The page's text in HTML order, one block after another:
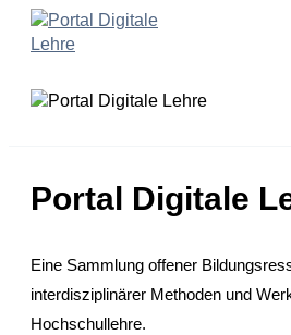
Zum
Inhalt
Portal Digitale
Eine Sammlung offener
interdisziplinärer Methoden und
Hochschullehre.